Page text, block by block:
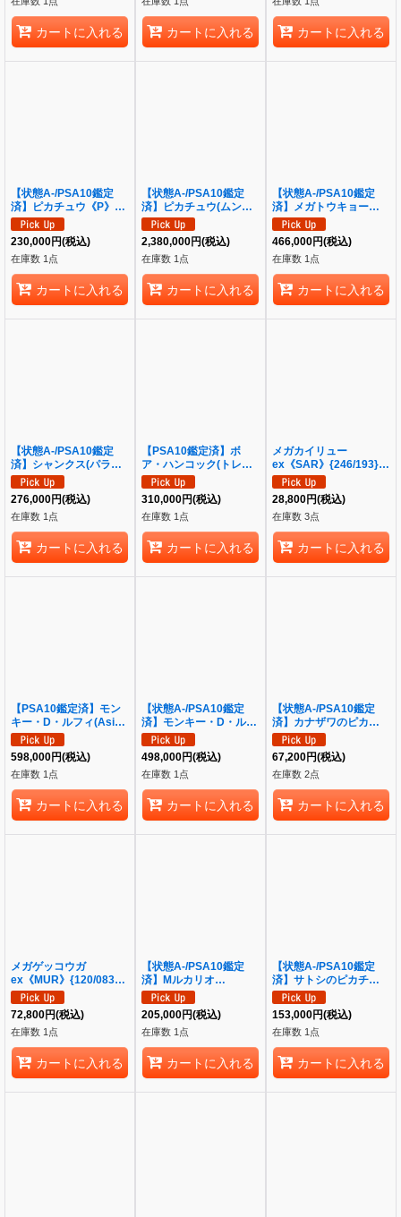
カートに入れる カートに入れる カートに入れる
【状態A-/PSA10鑑定
済】ピカチュウ《P》
{001/S-P}[その他]
230,000円(税込)
在庫数 1点
カートに入れる
【状態A-/PSA10鑑定
済】ピカチュウ(ムンク)
《P》{288/SM-P}[その
他]
2,380,000円(税込)
在庫数 1点
カートに入れる
【状態A-/PSA10鑑定
済】メガトウキョーのピ
カチュウ《P》{098/XY-
P}[その他]
466,000円(税込)
在庫数 1点
カートに入れる
【状態A-/PSA10鑑定
済】シャンクス(パラレ
ル/漫画背景/漫画絵)
《SEC》{OP01-120}
276,000円(税込)
在庫数 1点
カートに入れる
【PSA10鑑定済】ボ
ア・ハンコック(トレジ
ャーレア)《TR》{ST03-
013}
310,000円(税込)
在庫数 1点
カートに入れる
メガカイリュー
ex《SAR》{246/193}
[M2a]
28,800円(税込)
在庫数 3点
カートに入れる
【PSA10鑑定済】モン
キー・D・ルフィ(Asia/
漫画絵)《SR》{ST21-
014}
598,000円(税込)
在庫数 1点
カートに入れる
【状態A-/PSA10鑑定
済】モンキー・D・ルフ
ィ(Asia/漫画絵)《SR》
{ST21-014}
498,000円(税込)
在庫数 1点
カートに入れる
【状態A-/PSA10鑑定
済】カナザワのピカチュ
ウ《P》{144/S-P}[その
他]
67,200円(税込)
在庫数 2点
カートに入れる
メガゲッコウガ
ex《MUR》{120/083}
[-]
72,800円(税込)
在庫数 1点
カートに入れる
【状態A-/PSA10鑑定
済】Mルカリオ
EX《SR》{176/171}[-]
205,000円(税込)
在庫数 1点
カートに入れる
【状態A-/PSA10鑑定
済】サトシのピカチュウ
(みんなの物語ver)《P》
{086/SM-P}[その他]
153,000円(税込)
在庫数 1点
カートに入れる